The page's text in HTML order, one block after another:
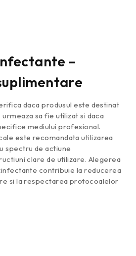
–
daca produsul este destinat
sa fie utilizat si daca
mediului profesional.
este recomandata utilizarea
spectru de actiune
clare de utilizare. Alegerea
contribuie la reducerea
si la respectarea protocoalelor